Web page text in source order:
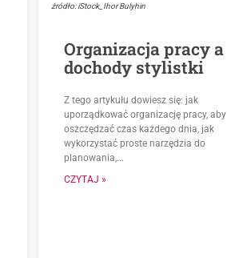
źródło: iStock_Ihor Bulyhin
Organizacja pracy a
dochody stylistki
Z tego artykułu dowiesz się: jak
uporządkować organizację pracy, aby
oszczędzać czas każdego dnia, jak
wykorzystać proste narzędzia do
planowania,...
CZYTAJ »